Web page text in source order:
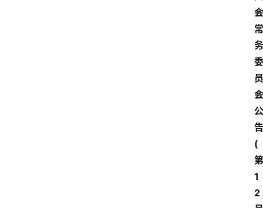
会
常
务
委
员
会
公
告
(
第
1
2